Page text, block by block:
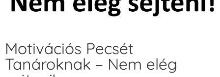
Motivációs Pecsét
Tanároknak – Nem elég